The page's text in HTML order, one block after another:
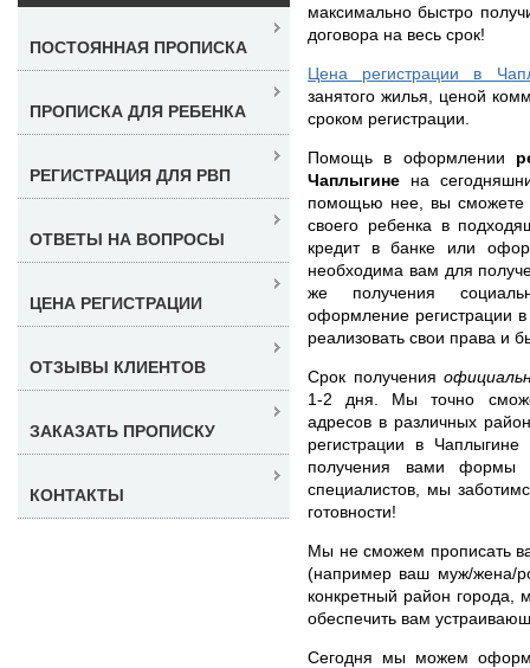
максимально быстро
договора на весь срок!
Цена регистрации в
занятого жилья, ценой
сроком регистрации.
Помощь в оформлении
Чаплыгине на
помощью нее, вы сможете
своего ребенка в
кредит в банке или
необходима вам для
же получения
оформление регистрации
реализовать свои права и
Срок получения
1-2 дня. Мы точно
адресов в различных
регистрации в
получения вами формы
специалистов, мы
готовности!
Мы не сможем прописать
(например ваш муж/жена/
конкретный район города,
обеспечить вам
Сегодня мы можем
ПОСТОЯННАЯ ПРОПИСКА
ПРОПИСКА ДЛЯ РЕБЕНКА
РЕГИСТРАЦИЯ ДЛЯ РВП
ОТВЕТЫ НА ВОПРОСЫ
ЦЕНА РЕГИСТРАЦИИ
ОТЗЫВЫ КЛИЕНТОВ
ЗАКАЗАТЬ ПРОПИСКУ
КОНТАКТЫ